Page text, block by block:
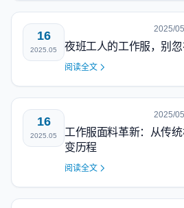
16
2025.05
2025/
夜班工人的工作服，别
阅读全文
16
2025.05
2025/
工作服面料革新：从传
变历程
阅读全文